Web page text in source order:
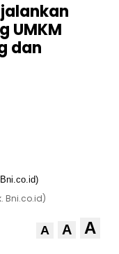
UMKM
dan
Bni.co.id)
A A A